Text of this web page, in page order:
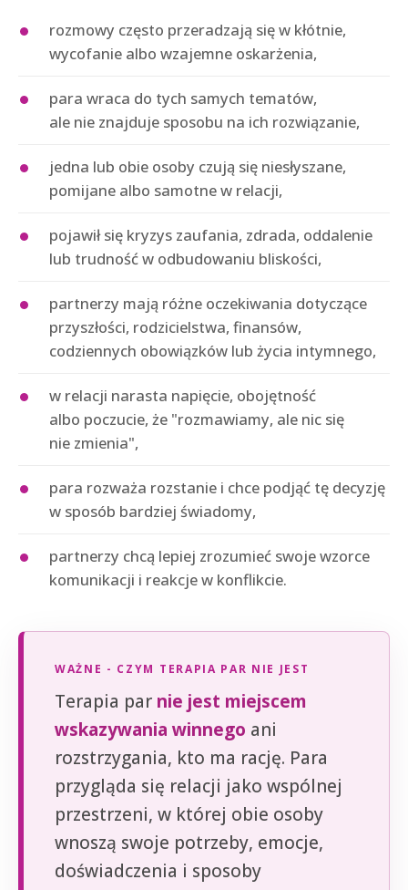
rozmowy często przeradzają się w kłótnie,
wycofanie albo wzajemne oskarżenia,
para wraca do tych samych tematów,
ale nie znajduje sposobu na ich rozwiązanie,
jedna lub obie osoby czują się niesłyszane,
pomijane albo samotne w relacji,
pojawił się kryzys zaufania, zdrada, oddalenie
lub trudność w odbudowaniu bliskości,
partnerzy mają różne oczekiwania dotyczące
przyszłości, rodzicielstwa, finansów,
codziennych obowiązków lub życia intymnego,
w relacji narasta napięcie, obojętność
albo poczucie, że "rozmawiamy, ale nic się
nie zmienia",
para rozważa rozstanie i chce podjąć tę decyzję
w sposób bardziej świadomy,
partnerzy chcą lepiej zrozumieć swoje wzorce
komunikacji i reakcje w konflikcie.
WAŻNE - CZYM TERAPIA PAR NIE JEST
Terapia par nie jest miejscem
wskazywania winnego ani
rozstrzygania, kto ma rację. Para
przygląda się relacji jako wspólnej
przestrzeni, w której obie osoby
wnoszą swoje potrzeby, emocje,
doświadczenia i sposoby